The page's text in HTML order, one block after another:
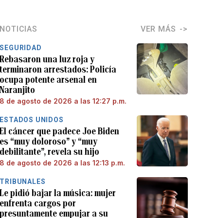
NOTICIAS VER MÁS
SEGURIDAD
Rebasaron una luz roja y
terminaron arrestados: Policía
ocupa potente arsenal en
Naranjito
8 de agosto de 2026 a las 12:27 p.m.
ESTADOS UNIDOS
El cáncer que padece Joe Biden
es “muy doloroso” y “muy
debilitante”, revela su hijo
8 de agosto de 2026 a las 12:13 p.m.
TRIBUNALES
Le pidió bajar la música: mujer
enfrenta cargos por
presuntamente empujar a su